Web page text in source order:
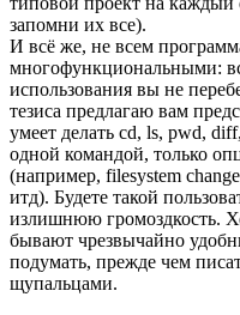
запомни их все).
И всё же, не всем
многофункциональными:
использования вы не
тезиса предлагаю вам
умеет делать cd, ls, pwd,
одной командой, только
(например, filesystem
итд). Будете такой
излишнюю громоздкость.
бывают чрезвычайно
подумать, прежде чем
щупальцами.